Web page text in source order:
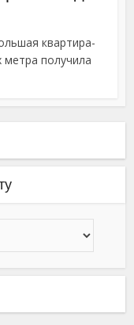
квартира-
получила